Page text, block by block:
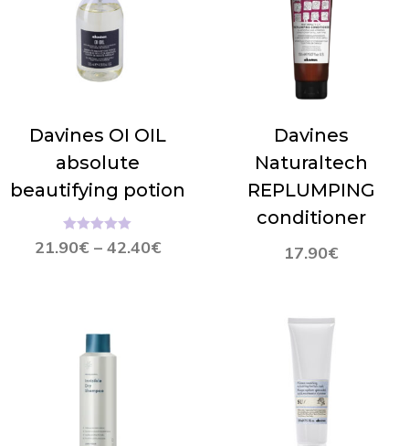
Davines OI OIL
absolute
beautifying potion
21.90€ – 42.40€
Hinnanguga
5.00
/ 5
Davines
Naturaltech
REPLUMPING
conditioner
17.90€